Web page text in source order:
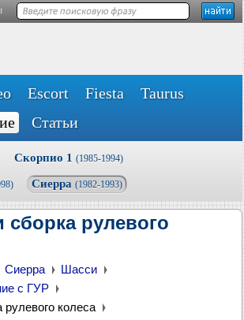
Escort Fiesta
Taurus
Статьи
Скорпио 1 (1985-1994)
Сиерра (1982-1993)
сборка рулевого
Сиерра
Шасси
с ГУР
рулевого колеса